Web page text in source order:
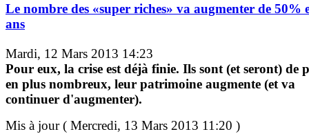
Le nombre des «super riches» va augmenter de 50%
ans
Mardi, 12 Mars 2013 14:23
Pour eux, la crise est déjà finie. Ils sont (et seront) de
en plus nombreux, leur patrimoine augmente (et va
continuer d'augmenter).
Mis à jour ( Mercredi, 13 Mars 2013 11:20 )